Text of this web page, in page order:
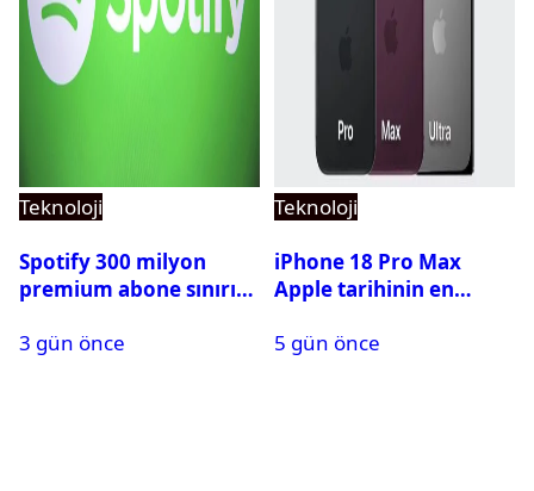
Teknoloji
Spotify 300 milyon
premium abone sınırını
3 gün önce
Teknoloji
iPhone 18 Pro Max
Apple tarihinin en
5 gün önce